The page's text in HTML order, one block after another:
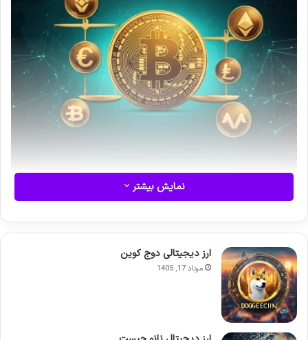
انتخاب بهترین صرافی ارز دیجیتال به معیارهای شخصی شما بستگی
دارد؛ از امنیت و کارمزد گرفته تا تنوع رمزارزها و سهولت استفاده.
برای یافتن پلتفرم مناسب، باید به نیازهای معاملاتی و سطح تجربه
خود توجه کنید و گزینه های معتبر داخلی و خارجی را با دقت
مقایسه نمایید.
بازار پویای ارزهای دیجیتال در ایران، فرصت های بی نظیری را برای
نمایش بیشتر
ارز دیجیتالی دوج کوین
مرداد 17, 1405